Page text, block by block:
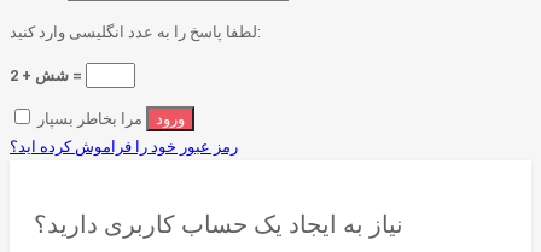
لطفا پاسخ را به عدد انگلیسی وارد کنید:
2 + شش =
رمز عبور خود را فراموش کرده اید؟
نیاز به ایجاد یک حساب کاربری دارید؟